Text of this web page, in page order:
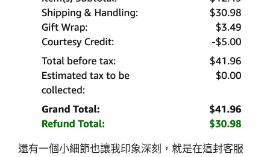
還有一個小細節也讓我印象深刻，就是在這封客服